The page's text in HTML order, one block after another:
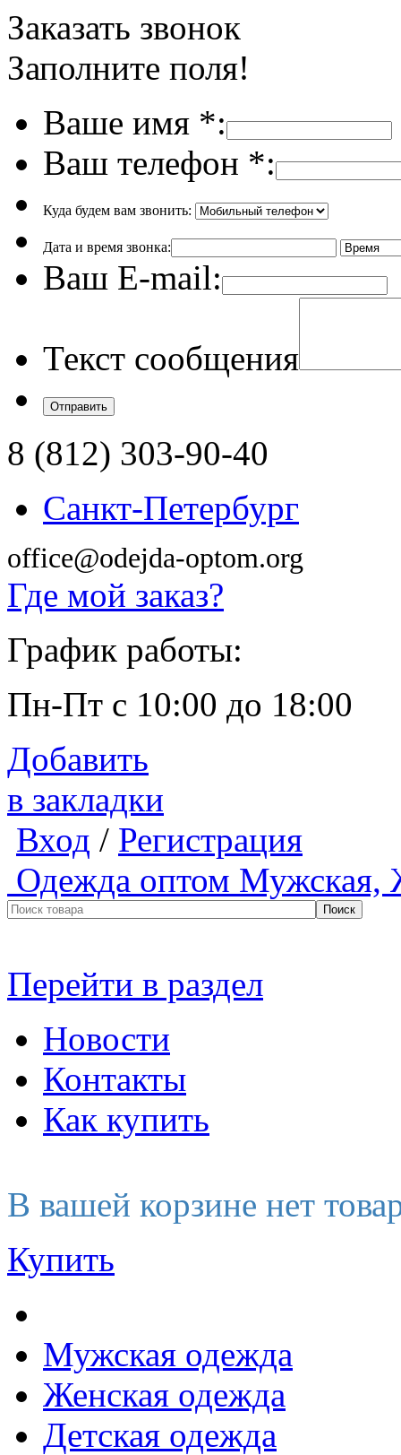
Заказать звонок
Заполните поля!
Ваше имя *:
Ваш телефон *:
Куда будем вам звонить:
Дата и время звонка:
Ваш E-mail:
Текст сообщения
8 (812) 303-90-40
Санкт-Петербург
office@odejda-optom.org
Где мой заказ?
График работы:
Пн-Пт с 10:00 до 18:00
Добавить
в закладки
Вход / Регистрация
Одежда оптом Мужская,
Перейти в раздел
Новости
Контакты
Как купить
В вашей корзине нет
Купить
Мужская одежда
Женская одежда
Детская одежда